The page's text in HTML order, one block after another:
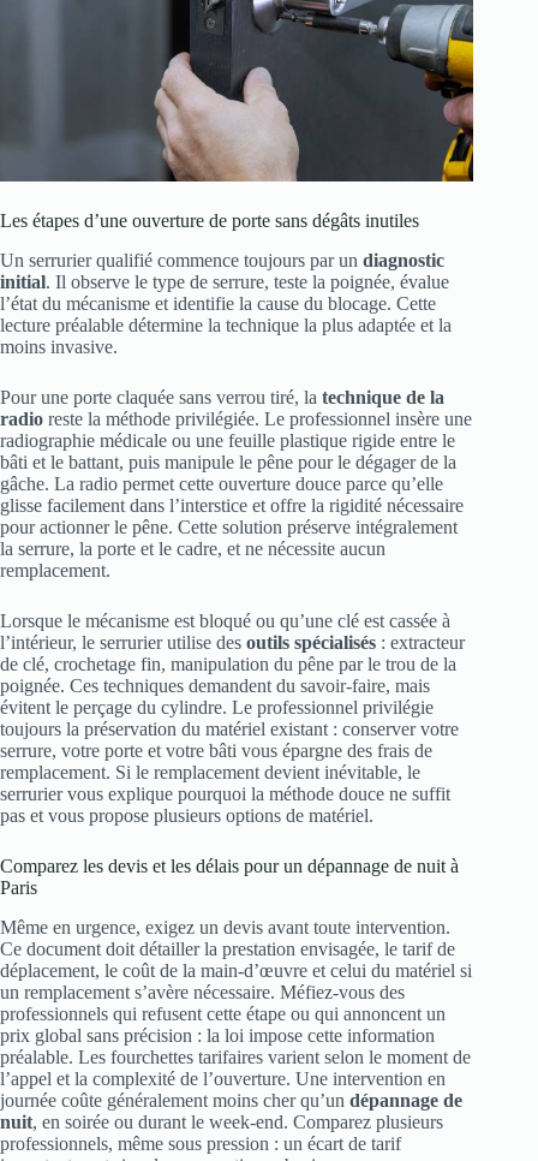
Les étapes d’une ouverture de porte sans dégâts inutiles
Un serrurier qualifié commence toujours par un diagnostic
initial. Il observe le type de serrure, teste la poignée, évalue
l’état du mécanisme et identifie la cause du blocage. Cette
lecture préalable détermine la technique la plus adaptée et la
moins invasive.
Pour une porte claquée sans verrou tiré, la technique de la
radio reste la méthode privilégiée. Le professionnel insère une
radiographie médicale ou une feuille plastique rigide entre le
bâti et le battant, puis manipule le pêne pour le dégager de la
gâche. La radio permet cette ouverture douce parce qu’elle
glisse facilement dans l’interstice et offre la rigidité nécessaire
pour actionner le pêne. Cette solution préserve intégralement
la serrure, la porte et le cadre, et ne nécessite aucun
remplacement.
Lorsque le mécanisme est bloqué ou qu’une clé est cassée à
l’intérieur, le serrurier utilise des outils spécialisés : extracteur
de clé, crochetage fin, manipulation du pêne par le trou de la
poignée. Ces techniques demandent du savoir-faire, mais
évitent le perçage du cylindre. Le professionnel privilégie
toujours la préservation du matériel existant : conserver votre
serrure, votre porte et votre bâti vous épargne des frais de
remplacement. Si le remplacement devient inévitable, le
serrurier vous explique pourquoi la méthode douce ne suffit
pas et vous propose plusieurs options de matériel.
Comparez les devis et les délais pour un dépannage de nuit à
Paris
Même en urgence, exigez un devis avant toute intervention.
Ce document doit détailler la prestation envisagée, le tarif de
déplacement, le coût de la main-d’œuvre et celui du matériel si
un remplacement s’avère nécessaire. Méfiez-vous des
professionnels qui refusent cette étape ou qui annoncent un
prix global sans précision : la loi impose cette information
préalable. Les fourchettes tarifaires varient selon le moment de
l’appel et la complexité de l’ouverture. Une intervention en
journée coûte généralement moins cher qu’un dépannage de
nuit, en soirée ou durant le week-end. Comparez plusieurs
professionnels, même sous pression : un écart de tarif